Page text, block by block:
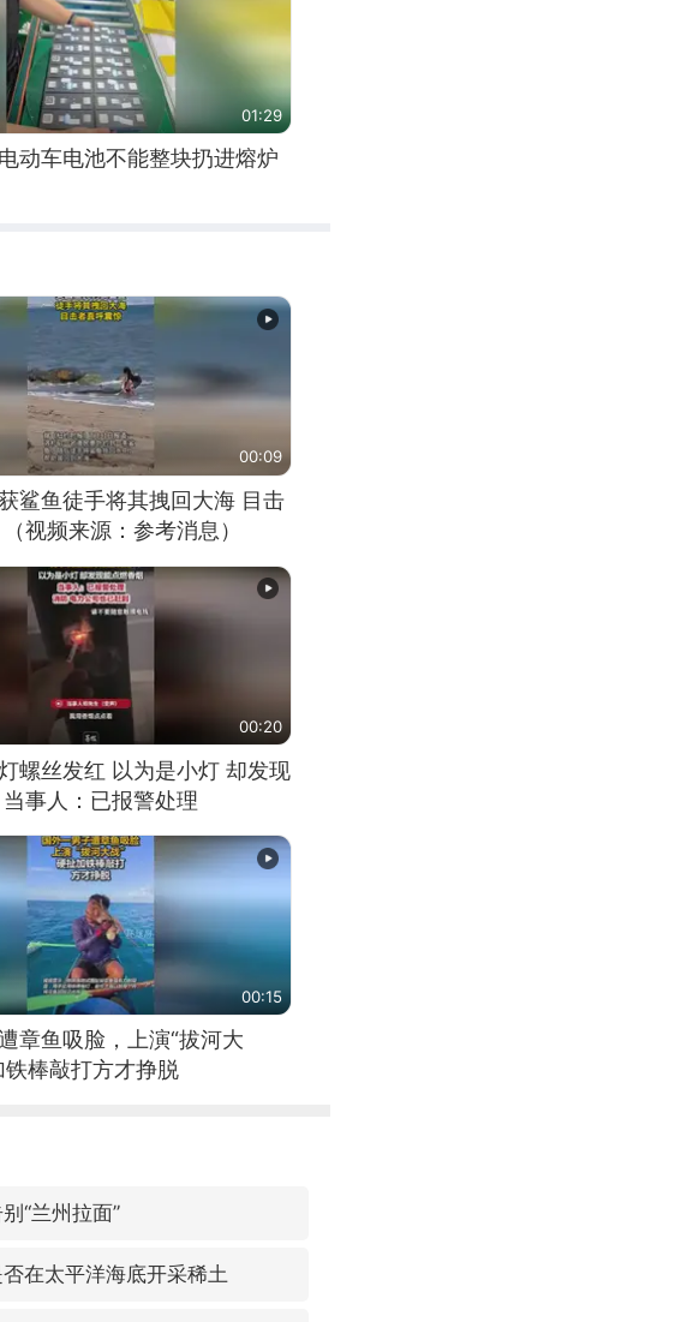
01:29
动车电池不能整块扔进熔炉
00:09
鲨鱼徒手将其拽回大海 目击
视频来源：参考消息）
00:20
螺丝发红 以为是小灯 却发现
事人：已报警处理
00:15
章鱼吸脸，上演“拔河大
铁棒敲打方才挣脱
“兰州拉面”
在太平洋海底开采稀土